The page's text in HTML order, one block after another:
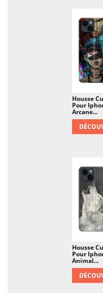
Housse
Pour
Arcane...
Housse
Pour
Animal...